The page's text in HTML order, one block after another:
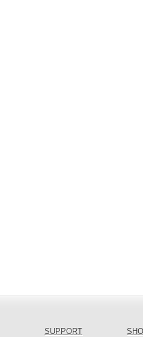
SUPPORT